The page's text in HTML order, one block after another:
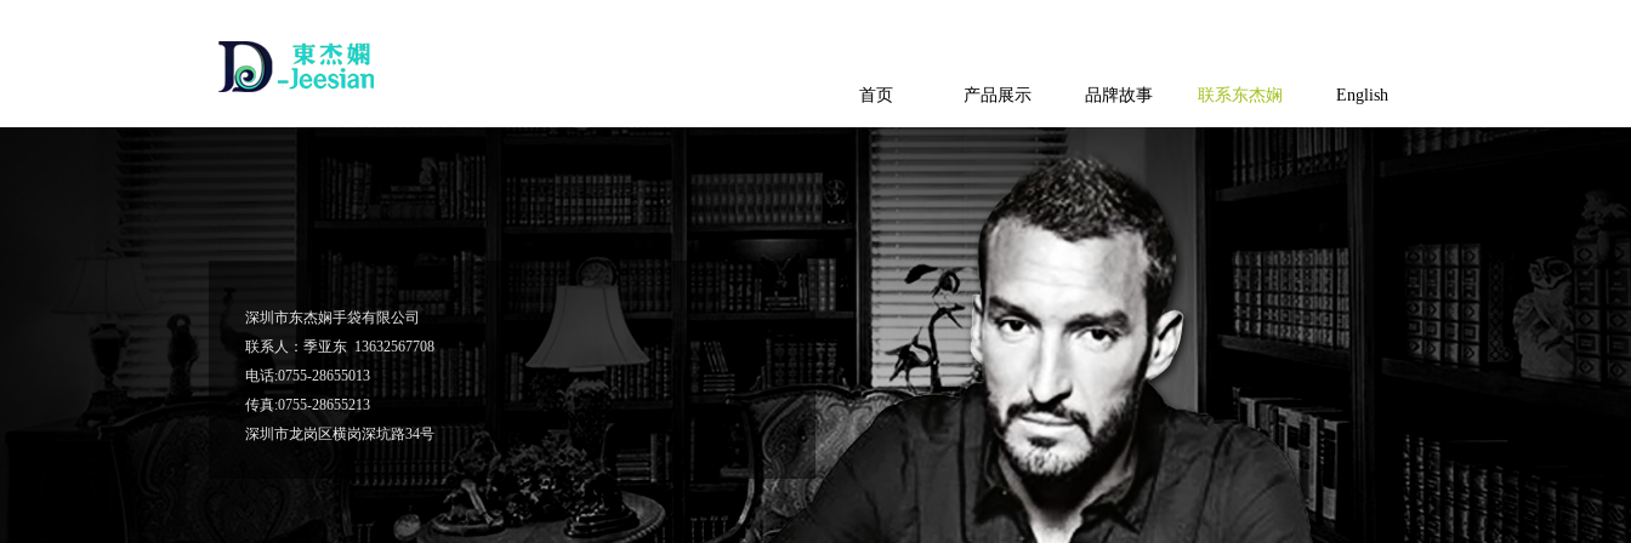
首页 产品展示 品牌故事 联系东杰娴 English
深圳市东杰娴手袋有限公司
联系人：季亚东 13632567708
电话:0755-28655013
传真:0755-28655213
深圳市龙岗区横岗深坑路34号